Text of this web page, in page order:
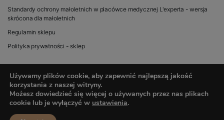
Standardy ochrony małoletnich w placówce medycznej L'experta - wersja
skrócona dla małoletnich
Regulamin sklepu
Polityka prywatności - sklep
© 2020 wszystkie prawa zastrzeżone dla L’experta
Używamy plików cookie, aby zapewnić najlepszą jakość
korzystania z naszej witryny.
Możesz dowiedzieć się więcej o używanych przez nas plikach
cookie lub je wyłączyć w ustawienia.